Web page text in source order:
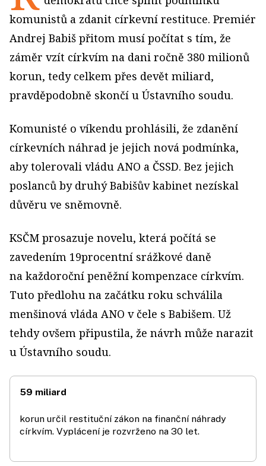
komunistů a zdanit církevní restituce. Premiér
Andrej Babiš přitom musí počítat s tím, že
záměr vzít církvím na dani ročně 380 milionů
korun, tedy celkem přes devět miliard,
pravděpodobně skončí u Ústavního soudu.
Komunisté o víkendu prohlásili, že zdanění
církevních náhrad je jejich nová podmínka,
aby tolerovali vládu ANO a ČSSD. Bez jejich
poslanců by druhý Babišův kabinet nezískal
důvěru ve sněmovně.
KSČM prosazuje novelu, která počítá se
zavedením 19procentní srážkové daně
na každoroční peněžní kompenzace církvím.
Tuto předlohu na začátku roku schválila
menšinová vláda ANO v čele s Babišem. Už
tehdy ovšem připustila, že návrh může narazit
u Ústavního soudu.
59 miliard
korun určil restituční zákon na finanční náhrady
církvím. Vyplácení je rozvrženo na 30 let.